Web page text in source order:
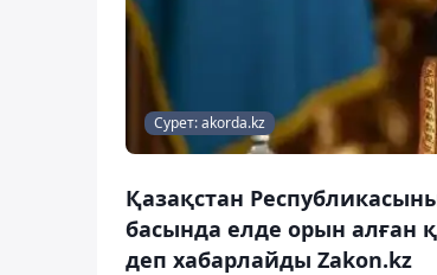
Сурет: akorda.kz
Қазақстан
басында елде орын алған
деп хабарлайды Zakon.kz